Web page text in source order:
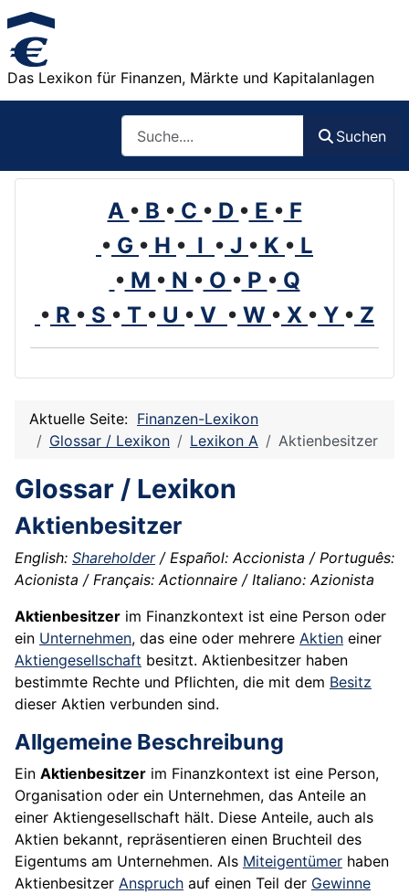
Das Lexikon für Finanzen, Märkte und Kapitalanlagen
Suchen
A • B • C • D • E • F
• G • H • I • J • K • L
• M • N • O • P • Q
• R • S • T • U • V • W • X • Y • Z
Aktuelle Seite: Finanzen-Lexikon
Glossar / Lexikon
Lexikon A Aktienbesitzer
Glossar / Lexikon
Aktienbesitzer
English: Shareholder/ Español: Accionista / Português:
Acionista / Français: Actionnaire / Italiano: Azionista
Aktienbesitzer im Finanzkontext ist eine Person oder
ein Unternehmen, das eine oder mehrere Aktien einer
Aktiengesellschaft besitzt. Aktienbesitzer haben
bestimmte Rechte und Pflichten, die mit dem Besitz
dieser Aktien verbunden sind.
Allgemeine Beschreibung
Ein Aktienbesitzer im Finanzkontext ist eine Person,
Organisation oder ein Unternehmen, das Anteile an
einer Aktiengesellschaft hält. Diese Anteile, auch als
Aktien bekannt, repräsentieren einen Bruchteil des
Eigentums am Unternehmen. Als Miteigentümer haben
Aktienbesitzer Anspruch auf einen Teil der Gewinne